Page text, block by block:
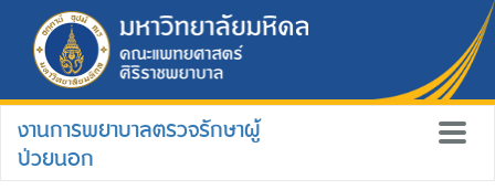
งานการพยาบาลตรวจรักษาผู้
ป่วยนอก